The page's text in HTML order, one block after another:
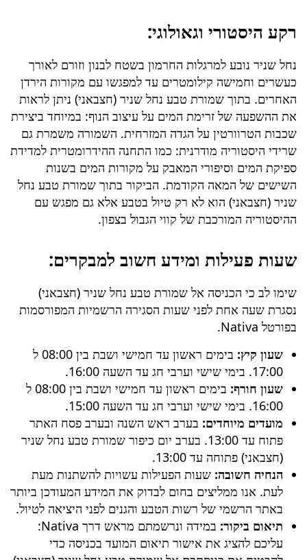
רקע היסטורי וגאולוגי:
נחל שניר נובע למרגלות החרמון בשטח לבנון וזורם לאורך
כעשרים וחמישה קילומטרים עד למפגשו עם מקורות הירדן
האחרים. בתוך שמורת טבע נחל שניר (חצבאני) ניתן לראות
את ההשפעה של זרימת המים על עיצוב הנוף: במיוחד ביצירת
שכבות הטרוורטין על הגדה המזרחית. השמורה משמרת גם
שרידי היסטוריה מודרנית: כמו התחנה ההידרומטרית למדידת
ספיקת המים וסיפורי המאבק על מקורות המים בשנות
השישים של המאה הקודמת. הביקור בתוך שמורת טבע נחל
שניר (חצבאני) הוא לא רק טיול בטבע אלא גם מפגש עם
ההיסטוריה המורכבת של קווי הגבול בצפון.
שעות פעילות ומידע חשוב למבקרים:
שימו לב כי הכניסה אל שמורת טבע נחל שניר (חצבאני)
נסגרת שעה אחת לפני שעות הסגירה הרשמיות המפורסמות
בפורטל Nativa.
שעון קיץ:
בימים ראשון עד חמישי ושבת בין 08:00 ל
17:00. בימי שישי וערבי חג עד השעה 16:00.
שעון חורף:
בימים ראשון עד חמישי ושבת בין 08:00 ל
16:00. בימי שישי וערבי חג עד השעה 15:00.
מועדים מיוחדים: בערב ראש השנה ובערב פסח האתר
פתוח עד 13:00. בערב יום כיפור
שמורת טבע נחל שניר
(חצבאני) פתוחה עד 13:00.
הנחיה חשובה: שעות הפעילות עשויות להשתנות מעת
לעת. אנו ממליצים בחום לבדוק את המידע המעודכן ביותר
באתר הרשמי של רשות הטבע והגנים לפני היציאה לטיול.
תיאום ביקור:
במידה ונרשמתם מראש דרך Nativa:
עליכם להציג את אישור תיאום המועד בכניסה כדי